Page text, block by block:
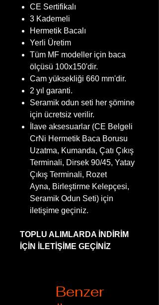
CE Sertifikalı
3 Kademeli
Hermetik Bacalı
Yerli Üretim
Tüm MF modeller için baca
ölçüsü 100x150'dir.
Cam yüksekliği 660 mm'dir.
2 yıl garanti.
Seramik odun seti her şömine
için ücretsiz verilir.
İlave aksesuarlar (CE Belgeli
CrNi Hermetik Baca Borusu
Uzatma, Kumanda, Çatı Çıkış
Terminali, Dirsek 90/45, Yatay
Çıkış Terminali, Rozet
Ayna, Birleştirme Kelepçesi,
Seramik Odun Seti) için
iletişime geçiniz.
TOPLU ALIMLARDA İNDİRİM
İÇİN İLETİŞİME GEÇİNİZ
Benzer